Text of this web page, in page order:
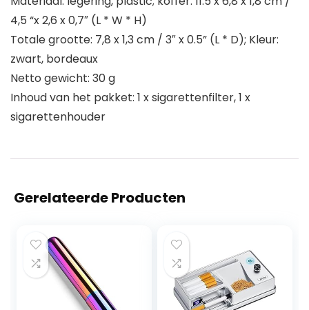
4,5 “x 2,6 x 0,7″ (L * W * H)
Totale grootte: 7,8 x 1,3 cm / 3″ x 0.5” (L * D); Kleur:
zwart, bordeaux
Netto gewicht: 30 g
Inhoud van het pakket: 1 x sigarettenfilter, 1 x
sigarettenhouder
Gerelateerde Producten